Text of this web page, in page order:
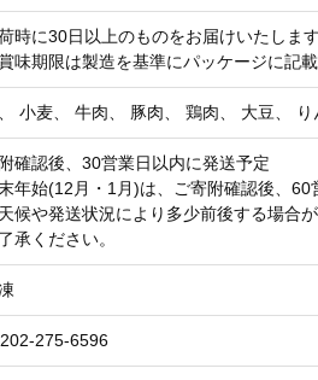
時に30日以上のものをお届けいたします
味期限は製造を基準にパッケージに記載
小麦、 牛肉、 豚肉、 鶏肉、 大豆、 り
確認後、30営業日以内に発送予定
年始(12月・1月)は、ご寄附確認後、60
候や発送状況により多少前後する場合
承ください。
275-6596